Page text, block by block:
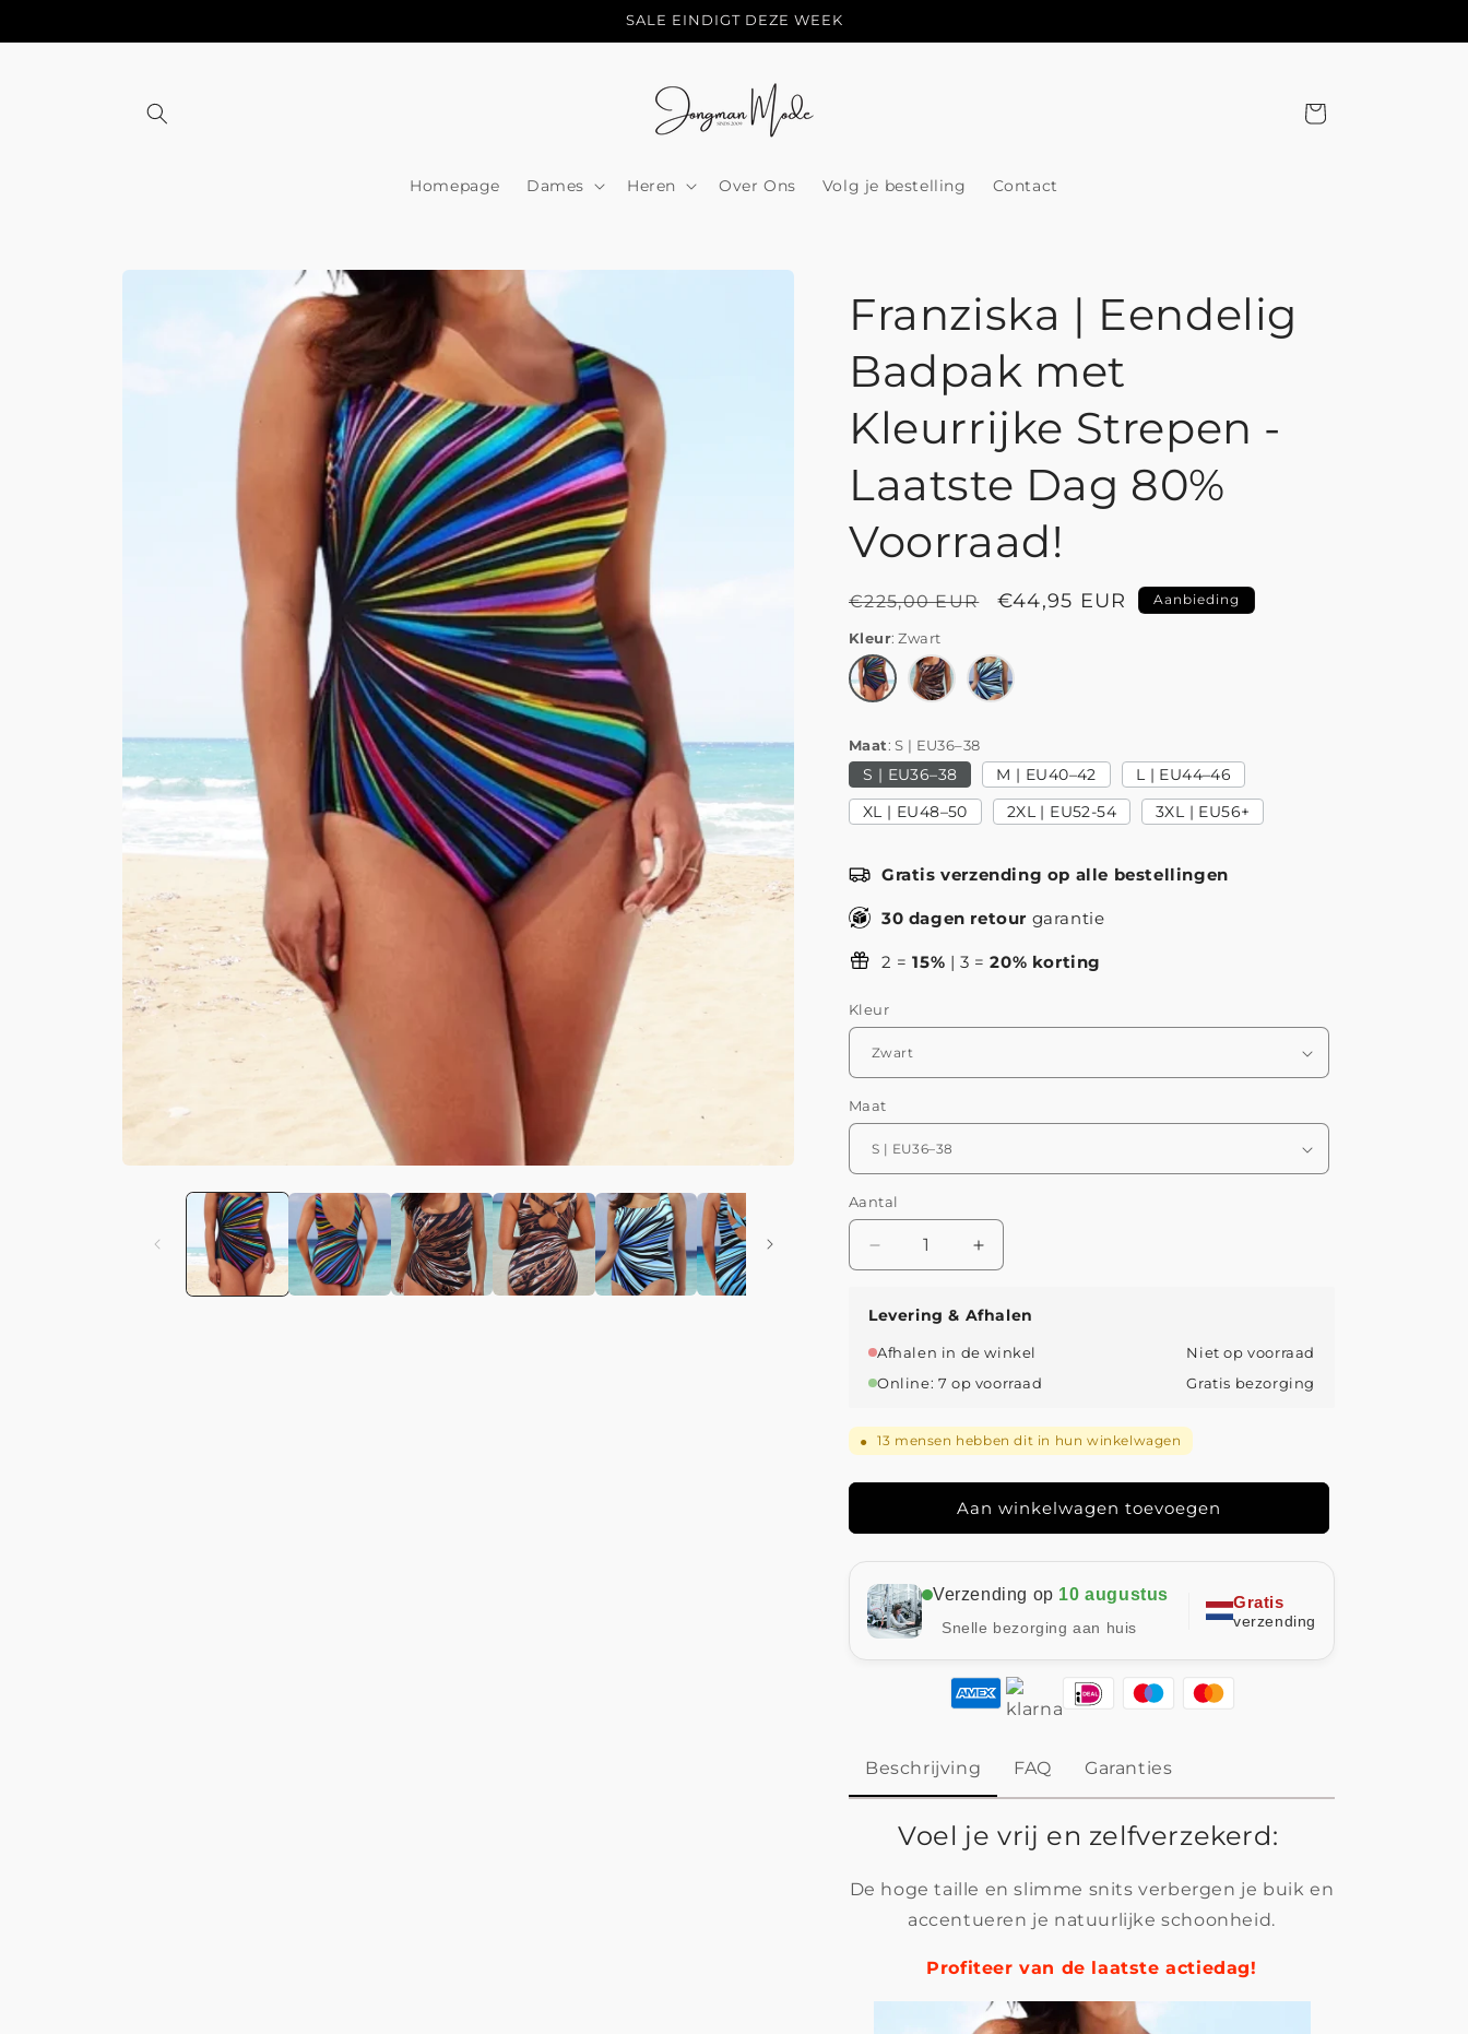
content
SALE EINDIGT DEZE WEEK
Homepage Dames Heren Over Ons Volg je bestelling Contact
Winkelwagen
Franziska | Eendelig
Badpak met
Kleurrijke Strepen -
Laatste Dag 80%
Voorraad!
Normale
prijs
€225,00 EUR Aanbiedingsprijs
€44,95 EUR Aanbieding
Kleur Zwart
Maat S | EU36–38
S | EU36–38 M | EU40–42
L | EU44–46
XL | EU48–50
2XL | EU52-54 3XL | EU56+
Gratis verzending op alle bestellingen
30 dagen retour garantie
2 =15% | 3 =20% korting
Kleur
Maat
Aantal
Aantal
verlagen
Franziska
|
Badpak
Kleurrijke
Strepen
-
Dag
Aantal
verhogen
Franziska
|
Badpak
Kleurrijke
Strepen
-
Laatste
Dag
Levering & Afhalen
Afhalen in de winkel
Niet op voorraad
Online: 7 op voorraad
Gratis bezorging
● 13 mensen hebben dit in hun winkelwagen
Aan winkelwagen toevoegen
Verzending op 10 augustus
Snelle bezorging aan huis
Gratis
verzending
Beschrijving FAQ Garanties
Voel je vrij en zelfverzekerd:
De hoge taille en slimme snits verbergen je buik en
accentueren je natuurlijke schoonheid.
Profiteer van de laatste actiedag!